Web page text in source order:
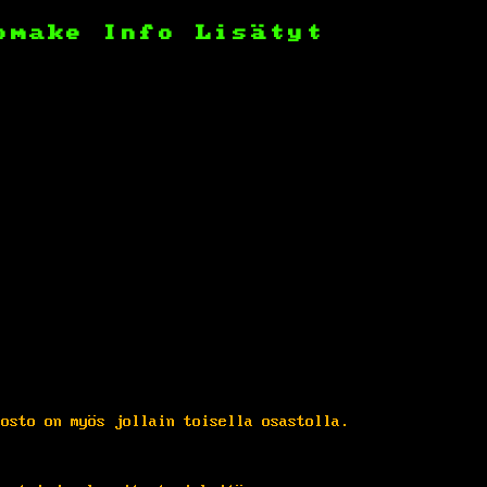
Info Lisätyt
on myös jollain toisella osastolla.